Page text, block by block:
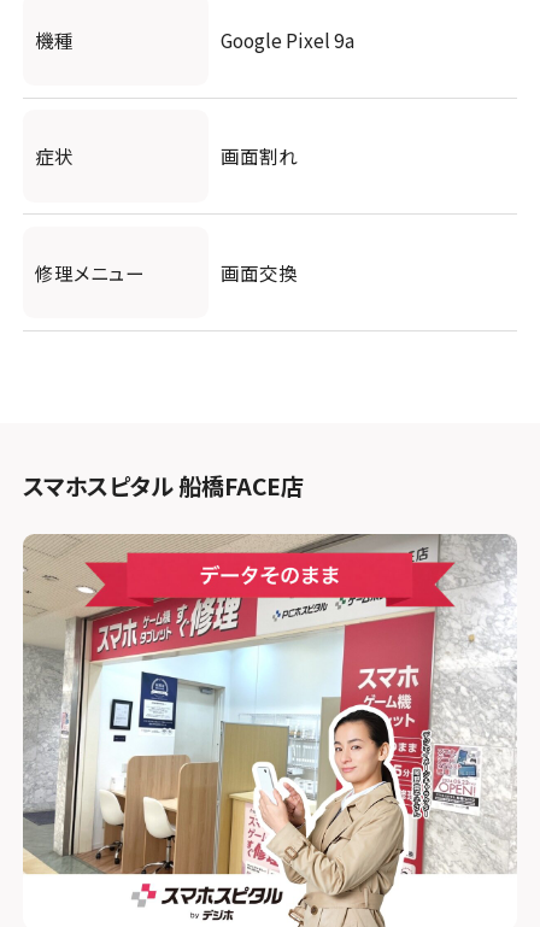
機種 Google Pixel 9a
症状 画面割れ
修理メニュー 画面交換
スマホスピタル 船橋FACE店